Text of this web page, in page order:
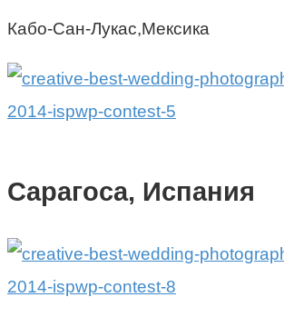
Кабо-Сан-Лукас,Мексика
Сарагоса, Испания